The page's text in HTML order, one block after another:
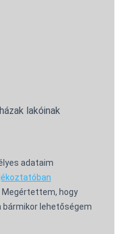
lakóinak
adataim
hogy
lehetőségem